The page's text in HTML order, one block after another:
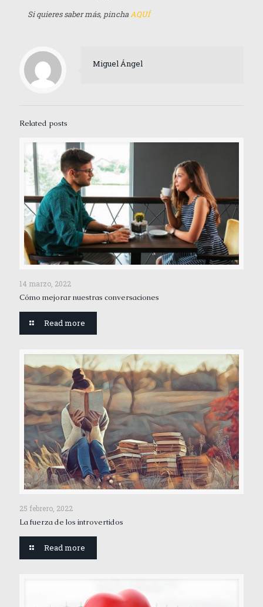
Si quieres saber más, pinchaAQUÍ
Miguel Ángel
Related posts
14 marzo, 2022
Cómo mejorar nuestras conversaciones
Read more
25 febrero, 2022
La fuerza de los introvertidos
Read more